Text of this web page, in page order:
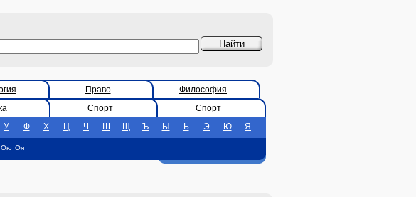
Право
Философия
Спорт
Спорт
У Ф Х Ц Ч Ш Щ Ъ Ы Ь Э Ю Я
Ою Оя